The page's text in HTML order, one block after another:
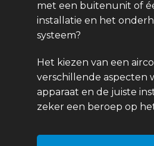
met een buitenunit of
installatie en het
systeem?
Het kiezen van een
verschillende aspecten
apparaat en de juiste
zeker een beroep op